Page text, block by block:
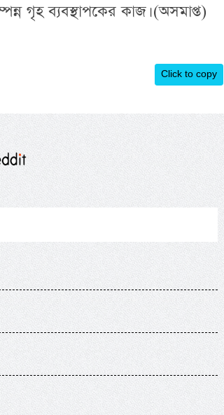
গৃহ ব্যবস্থাপকের কাজ। (অসমাপ্ত)
Click to copy